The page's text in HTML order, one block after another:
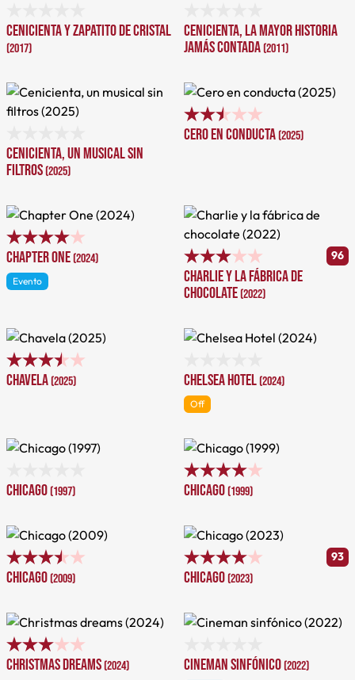
Cenicienta y zapatito de cristal
(2017)
Cenicienta, la mayor historia
jamás contada(2011)
Cenicienta, un musical sin
filtros(2025)
Cero en conducta(2025)
Chapter One(2024)
Evento
96
Charlie y la fábrica de
chocolate(2022)
Chavela(2025) Chelsea Hotel(2024)
Off
Chicago(1997) Chicago(1999)
Chicago(2009)
93
Chicago(2023)
Christmas dreams(2024) Cineman sinfónico(2022)